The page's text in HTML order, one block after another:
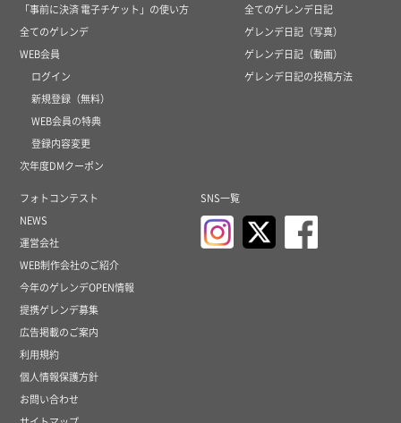
「事前に決済 電子チケット」の使い方
全てのゲレンデ
WEB会員
ログイン
新規登録（無料）
WEB会員の特典
登録内容変更
次年度DMクーポン
全てのゲレンデ日記
ゲレンデ日記（写真）
ゲレンデ日記（動画）
ゲレンデ日記の投稿方法
フォトコンテスト
NEWS
運営会社
WEB制作会社のご紹介
今年のゲレンデOPEN情報
提携ゲレンデ募集
広告掲載のご案内
利用規約
個人情報保護方針
お問い合わせ
SNS一覧